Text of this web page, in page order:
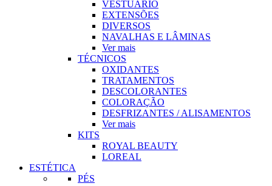
VESTUÁRIO
EXTENSÕES
DIVERSOS
NAVALHAS E LÂMINAS
Ver mais
TÉCNICOS
OXIDANTES
TRATAMENTOS
DESCOLORANTES
COLORAÇÃO
DESFRIZANTES / ALISAMENTOS
Ver mais
KITS
ROYAL BEAUTY
LOREAL
ESTÉTICA
PÉS